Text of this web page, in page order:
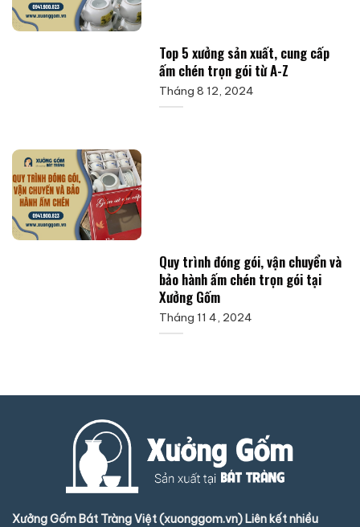
Top 5 xưởng sản xuất, cung cấp
ấm chén trọn gói từ A-Z
Tháng 8 12, 2024
Quy trình đóng gói, vận chuyển và
bảo hành ấm chén trọn gói tại
Xưởng Gốm
Tháng 11 4, 2024
Xưởng Gốm Bát Tràng Việt (xuonggom.vn) Liên kết nhiều